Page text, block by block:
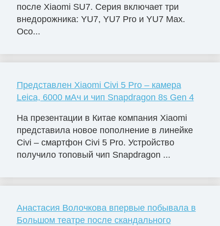
после Xiaomi SU7. Серия включает три
внедорожника: YU7, YU7 Pro и YU7 Max.
Осо...
Представлен Xiaomi Civi 5 Pro – камера
Leica, 6000 мАч и чип Snapdragon 8s Gen 4
На презентации в Китае компания Xiaomi
представила новое пополнение в линейке
Civi – смартфон Civi 5 Pro. Устройство
получило топовый чип Snapdragon ...
Анастасия Волочкова впервые побывала в
Большом театре после скандального